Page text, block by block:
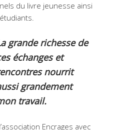
du livre jeunesse ainsi
grande richesse de
échanges et
nourrit
grandement
travail.
Encrages avec